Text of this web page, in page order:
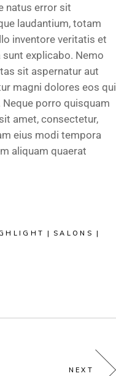
natus error sit
laudantium, totam
inventore veritatis et
explicabo. Nemo
sit aspernatur aut
magni dolores eos qui
porro quisquam
amet, consectetur,
eius modi tempora
aliquam quaerat
SALONS
NEXT